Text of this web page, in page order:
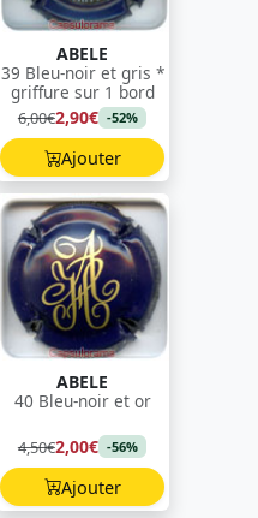
ABELE
39 Bleu-noir et gris *
griffure sur 1 bord
6,00€2,90€ -52%
Ajouter
ABELE
40 Bleu-noir et or
4,50€2,00€ -56%
Ajouter